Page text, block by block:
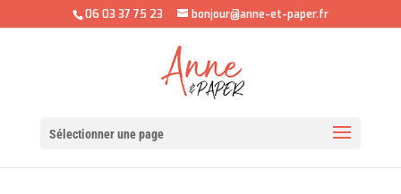
06 03 37 75 23 bonjour@anne-et-paper.fr
Sélectionner une page